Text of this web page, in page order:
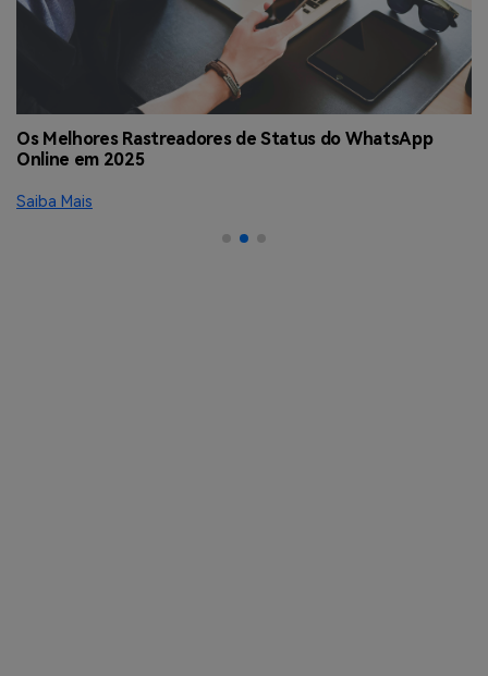
Os Melhores Rastreadores de Status do WhatsApp
Online em 2025
Saiba Mais